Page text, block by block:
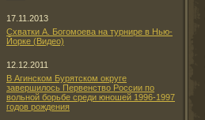
17.11.2013
Схватки А. Богомоева на турнире в Нью-
Йорке (Видео)
12.12.2011
В Агинском Бурятском округе
завершилось Первенство России по
вольной борьбе среди юношей 1996-1997
годов рождения